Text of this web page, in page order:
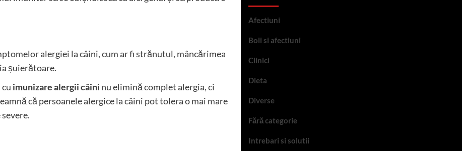
alergiei la câini, cum ar fi strănutul, mâncărimea
șuierătoare.
imunizare alergii câini nu elimină complet alergia, ci
că persoanele alergice la câini pot tolera o mai mare
Afectiuni
Boli si afectiuni
Clinici
Dieta
Diverse
Fără categorie
Intrebari si solutii